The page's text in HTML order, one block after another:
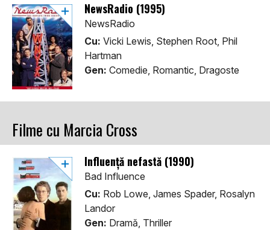
NewsRadio (1995)
NewsRadio
Cu: Vicki Lewis, Stephen Root, Phil
Hartman
Gen: Comedie, Romantic, Dragoste
Filme cu Marcia Cross
Influență nefastă (1990)
Bad Influence
Cu: Rob Lowe, James Spader, Rosalyn
Landor
Gen: Dramă, Thriller